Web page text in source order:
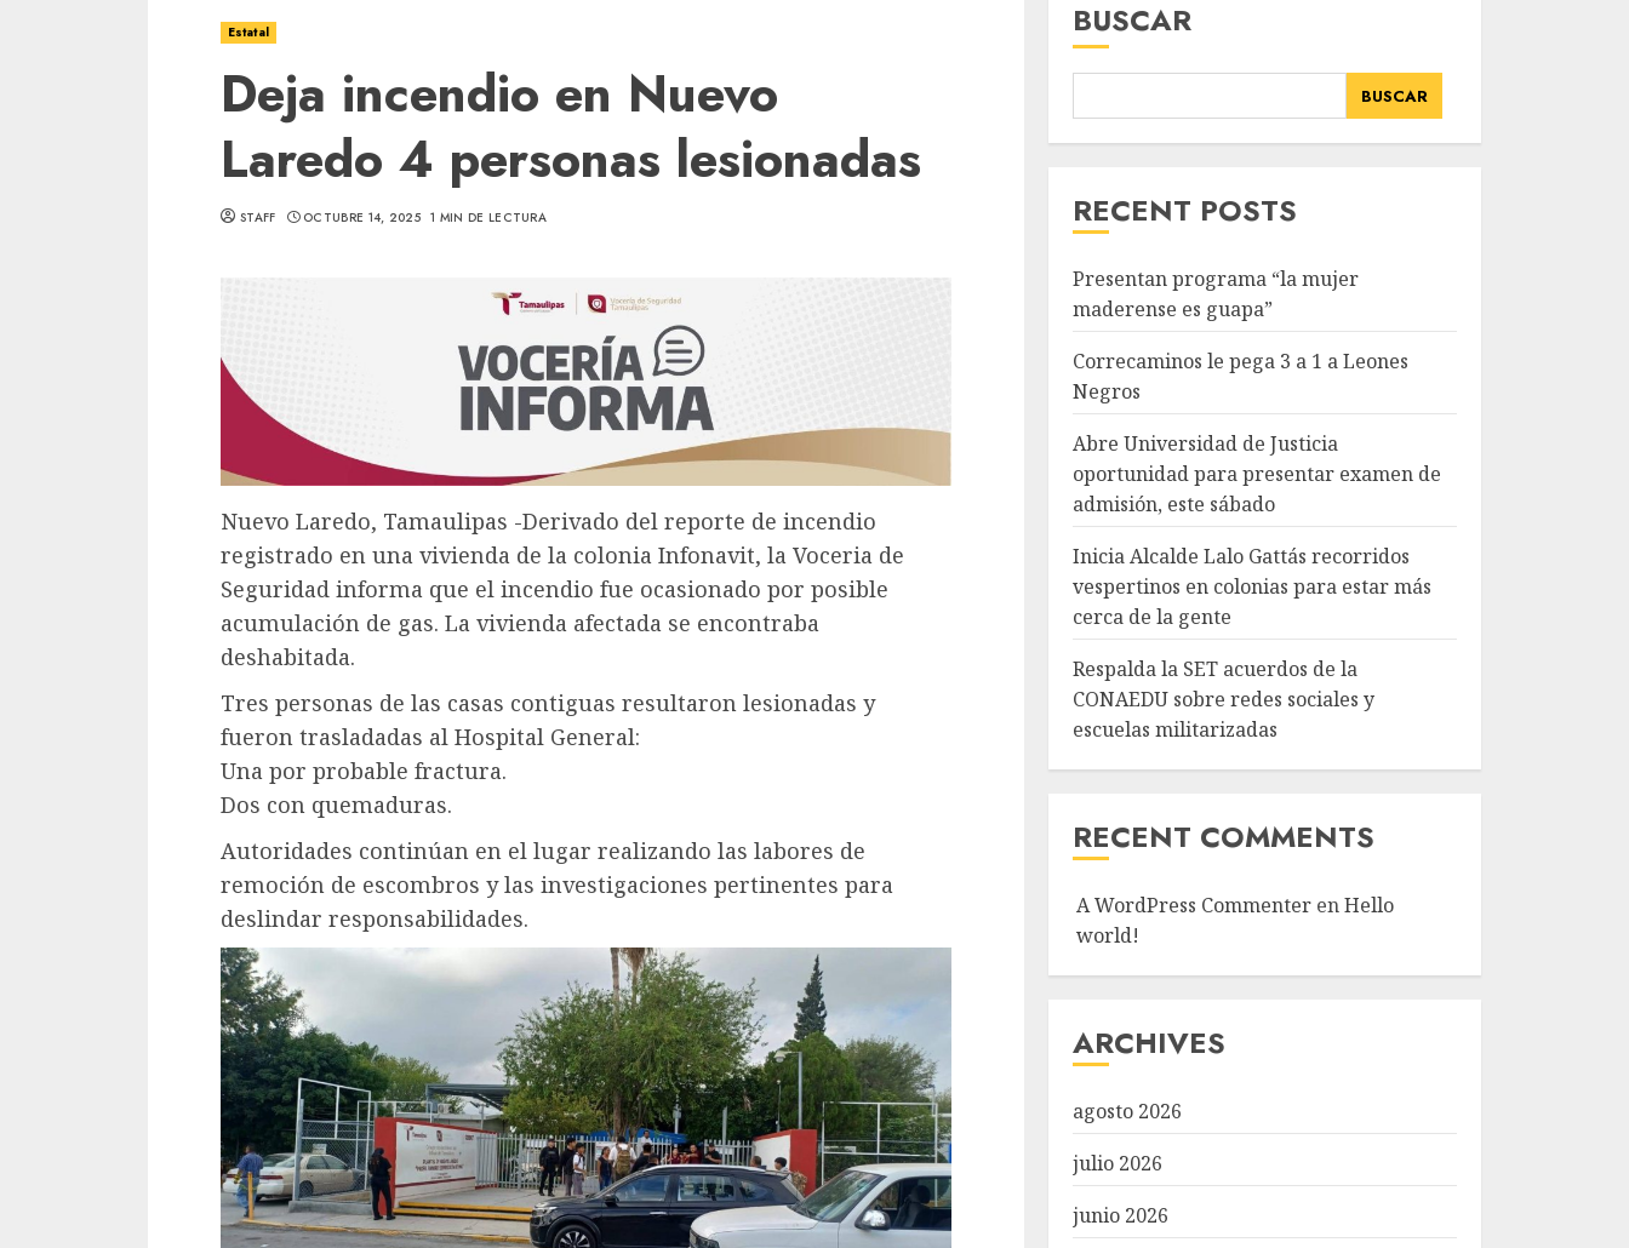
Estatal
Deja incendio en Nuevo
Laredo 4 personas lesionadas
STAFF OCTUBRE 14, 2025 1 MIN DE LECTURA
Nuevo Laredo, Tamaulipas -Derivado del reporte de incendio
registrado en una vivienda de la colonia Infonavit, la Voceria de
Seguridad informa que el incendio fue ocasionado por posible
acumulación de gas. La vivienda afectada se encontraba
deshabitada.
Tres personas de las casas contiguas resultaron lesionadas y
fueron trasladadas al Hospital General:
Una por probable fractura.
Dos con quemaduras.
Autoridades continúan en el lugar realizando las labores de
remoción de escombros y las investigaciones pertinentes para
deslindar responsabilidades.
BUSCAR
BUSCAR
RECENT POSTS
Presentan programa “la mujer
maderense es guapa”
Correcaminos le pega 3 a 1 a Leones
Negros
Abre Universidad de Justicia
oportunidad para presentar examen de
admisión, este sábado
Inicia Alcalde Lalo Gattás recorridos
vespertinos en colonias para estar más
cerca de la gente
Respalda la SET acuerdos de la
CONAEDU sobre redes sociales y
escuelas militarizadas
RECENT COMMENTS
A WordPress Commenter enHello
world!
ARCHIVES
agosto 2026
julio 2026
junio 2026